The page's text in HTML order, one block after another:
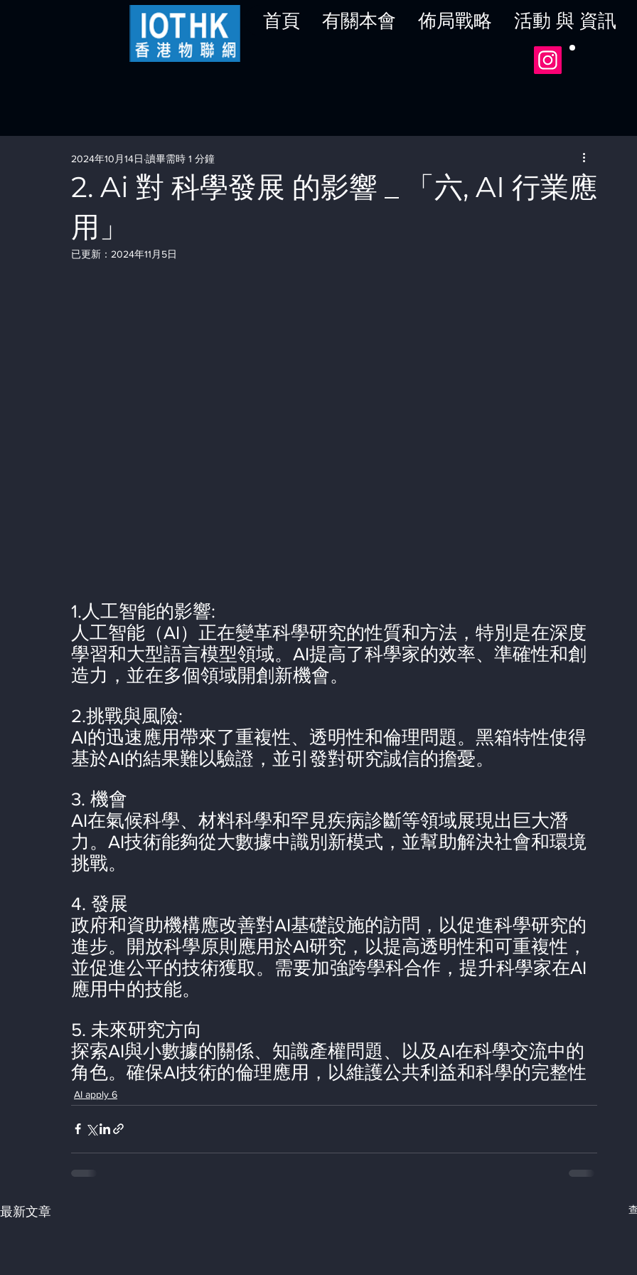
首頁 有關本會 佈局戰略 活動 與 資訊
2. Ai 對 科學發展 的影響 _ 「六, AI 行業應
用」
2024年10月14日 讀畢需時 1 分鐘
已更新： 2024年11月5日
1.人工智能的影響:
人工智能（AI）正在變革科學研究的性質和方法，特別是在深度
學習和大型語言模型領域。AI提高了科學家的效率、準確性和創
造力，並在多個領域開創新機會。
2.挑戰與風險:
AI的迅速應用帶來了重複性、透明性和倫理問題。黑箱特性使得
基於AI的結果難以驗證，並引發對研究誠信的擔憂。
3. 機會
AI在氣候科學、材料科學和罕見疾病診斷等領域展現出巨大潛
力。AI技術能夠從大數據中識別新模式，並幫助解決社會和環境
挑戰。
4. 發展
政府和資助機構應改善對AI基礎設施的訪問，以促進科學研究的
進步。開放科學原則應用於AI研究，以提高透明性和可重複性，
並促進公平的技術獲取。需要加強跨學科合作，提升科學家在AI
應用中的技能。
5. 未來研究方向
探索AI與小數據的關係、知識產權問題、以及AI在科學交流中的
角色。確保AI技術的倫理應用，以維護公共利益和科學的完整性
AI apply 6
最新文章